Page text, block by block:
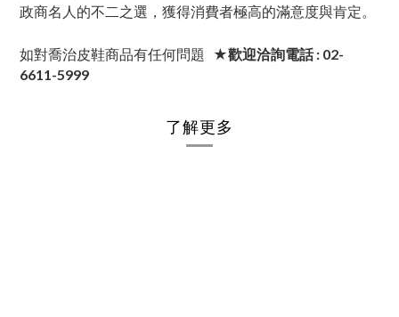
政商名人的不二之選，獲得消費者極高的滿意度與肯定。
如對喬治皮鞋商品有任何問題
★歡迎洽詢電話 : 02-
6611-5999
了解更多